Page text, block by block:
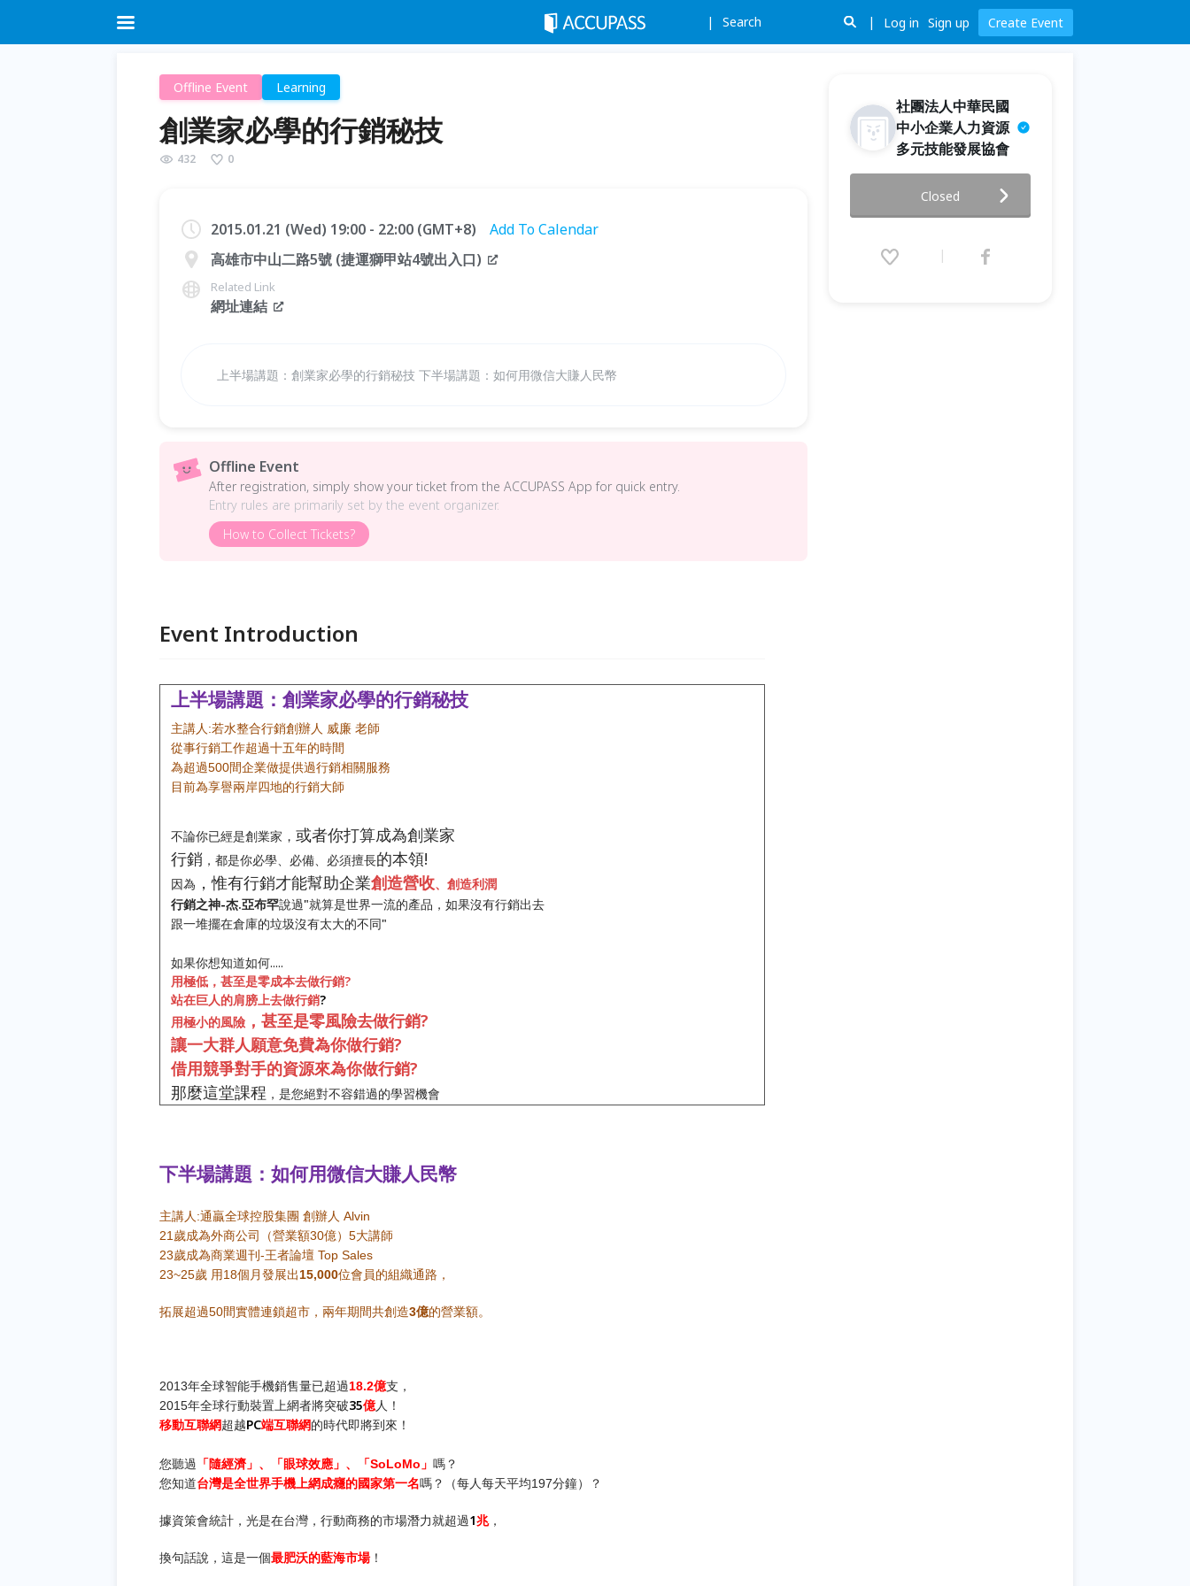
Search Log in Sign up Create Event
Offline Event Learning
創業家必學的行銷秘技
432 0
2015.01.21 (Wed) 19:00 - 22:00 (GMT+8)
Add To Calendar
高雄市中山二路5號 (捷運獅甲站4號出入口)
Related Link
網址連結
上半場講題：創業家必學的行銷秘技 下半場講題：如何用微信大賺人民幣
Offline Event
After registration, simply show your ticket from the ACCUPASS App for quick entry.
Entry rules are primarily set by the event organizer.
How to Collect Tickets?
Event Introduction
上半場講題：創業家必學的行銷秘技
主講人:若水整合行銷創辦人 威廉 老師
從事行銷工作超過十五年的時間
為超過500間企業做提供過行銷相關服務
目前為享譽兩岸四地的行銷大師
不論你已經是創業家 ， 或者你打算成為創業家
行銷 ，都是你必學、必備、必須擅長的本領!
因為 ，惟有行銷才能幫助企業創造營收、創造利潤
行銷之神-杰.亞布罕說過"就算是世界一流的產品 ，如果沒有行銷出去
跟一堆擺在倉庫的垃圾沒有太大的不同"
如果你想知道如何.....
用極低 ，甚至是零成本去做行銷?
站在巨人的肩膀上去做行銷?
用極小的風險 ，甚至是零風險去做行銷?
讓一大群人願意免費為你做行銷?
借用競爭對手的資源來為你做行銷?
那麼這堂課程 ，是您絕對不容錯過的學習機會
下半場講題：如何用微信大賺人民幣
主講人:通贏全球控股集團 創辦人 Alvin
21 歲成為外商公司（營業額30億） 5大講師
23歲成為商業週刊-王者論壇 Top Sales
23~25歲 用18個月發展出15,000位會員的組織通路，
拓展超過50間實體連鎖超市，兩年期間共創造3億的營業額。
2013年全球智能手機銷售量已超過18.2億支，
2015年全球行動裝置上網者將突破35億人！
移動互聯網超越PC端互聯網的時代即將到來！
您聽過 「隨經濟」、「眼球效應」、「SoLoMo 」 嗎？
您知道台灣是全世界手機上網成癮的國家第一名嗎 ？ （每人每天平均197分鐘）？
據資策會統計，光是在台灣，行動商務的市場潛力就超過1兆，
換句話說，這是一個最肥沃的藍海市場！
社團法人中華民國
中小企業人力資源
多元技能發展協會
2015.01.21 (Wed) 19:00 - 22:00
(GMT+8)
Closed